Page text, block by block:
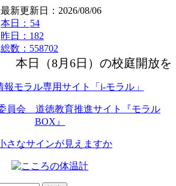
最新更新日：2026/08/06
本日： 54
昨日：182
総数：558702
本日（8月6日）の校庭開放